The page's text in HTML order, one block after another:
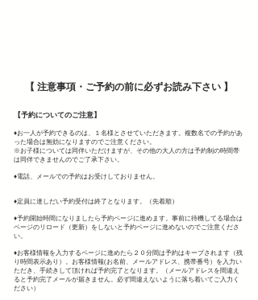
【 注意事項・ご予約の前に必ずお読み下さい 】
【予約についてのご注意】
♦︎お一人が予約できるのは、１名様とさせていただきます。複数名での予約があ
った場合は無効になりますのでご注意ください。
※お子様については同伴いただけますが、その他の大人の方は予約制の時間帯
は同伴できませんのでご了承下さい。
♦︎電話、メールでの予約はお受けしておりません。
♦︎定員に達しだい予約受付は終了となります。（先着順）
♦︎予約開始時間になりましたら予約ページに進めます。事前に待機してる場合は
ページのリロード（更新）をしないと予約ページに進めないのでご注意くださ
い。
♦︎お客様情報を入力するページに進めたら２０分間は予約はキープされます（残
り時間表示あり）。お客様情報(お名前、メールアドレス、携帯番号）を入力い
ただき、手続きして頂ければ予約完了となります。（メールアドレスを間違え
ると予約完了メールが届きません。必ず間違えないように落ち着いてご入力く
ださい）